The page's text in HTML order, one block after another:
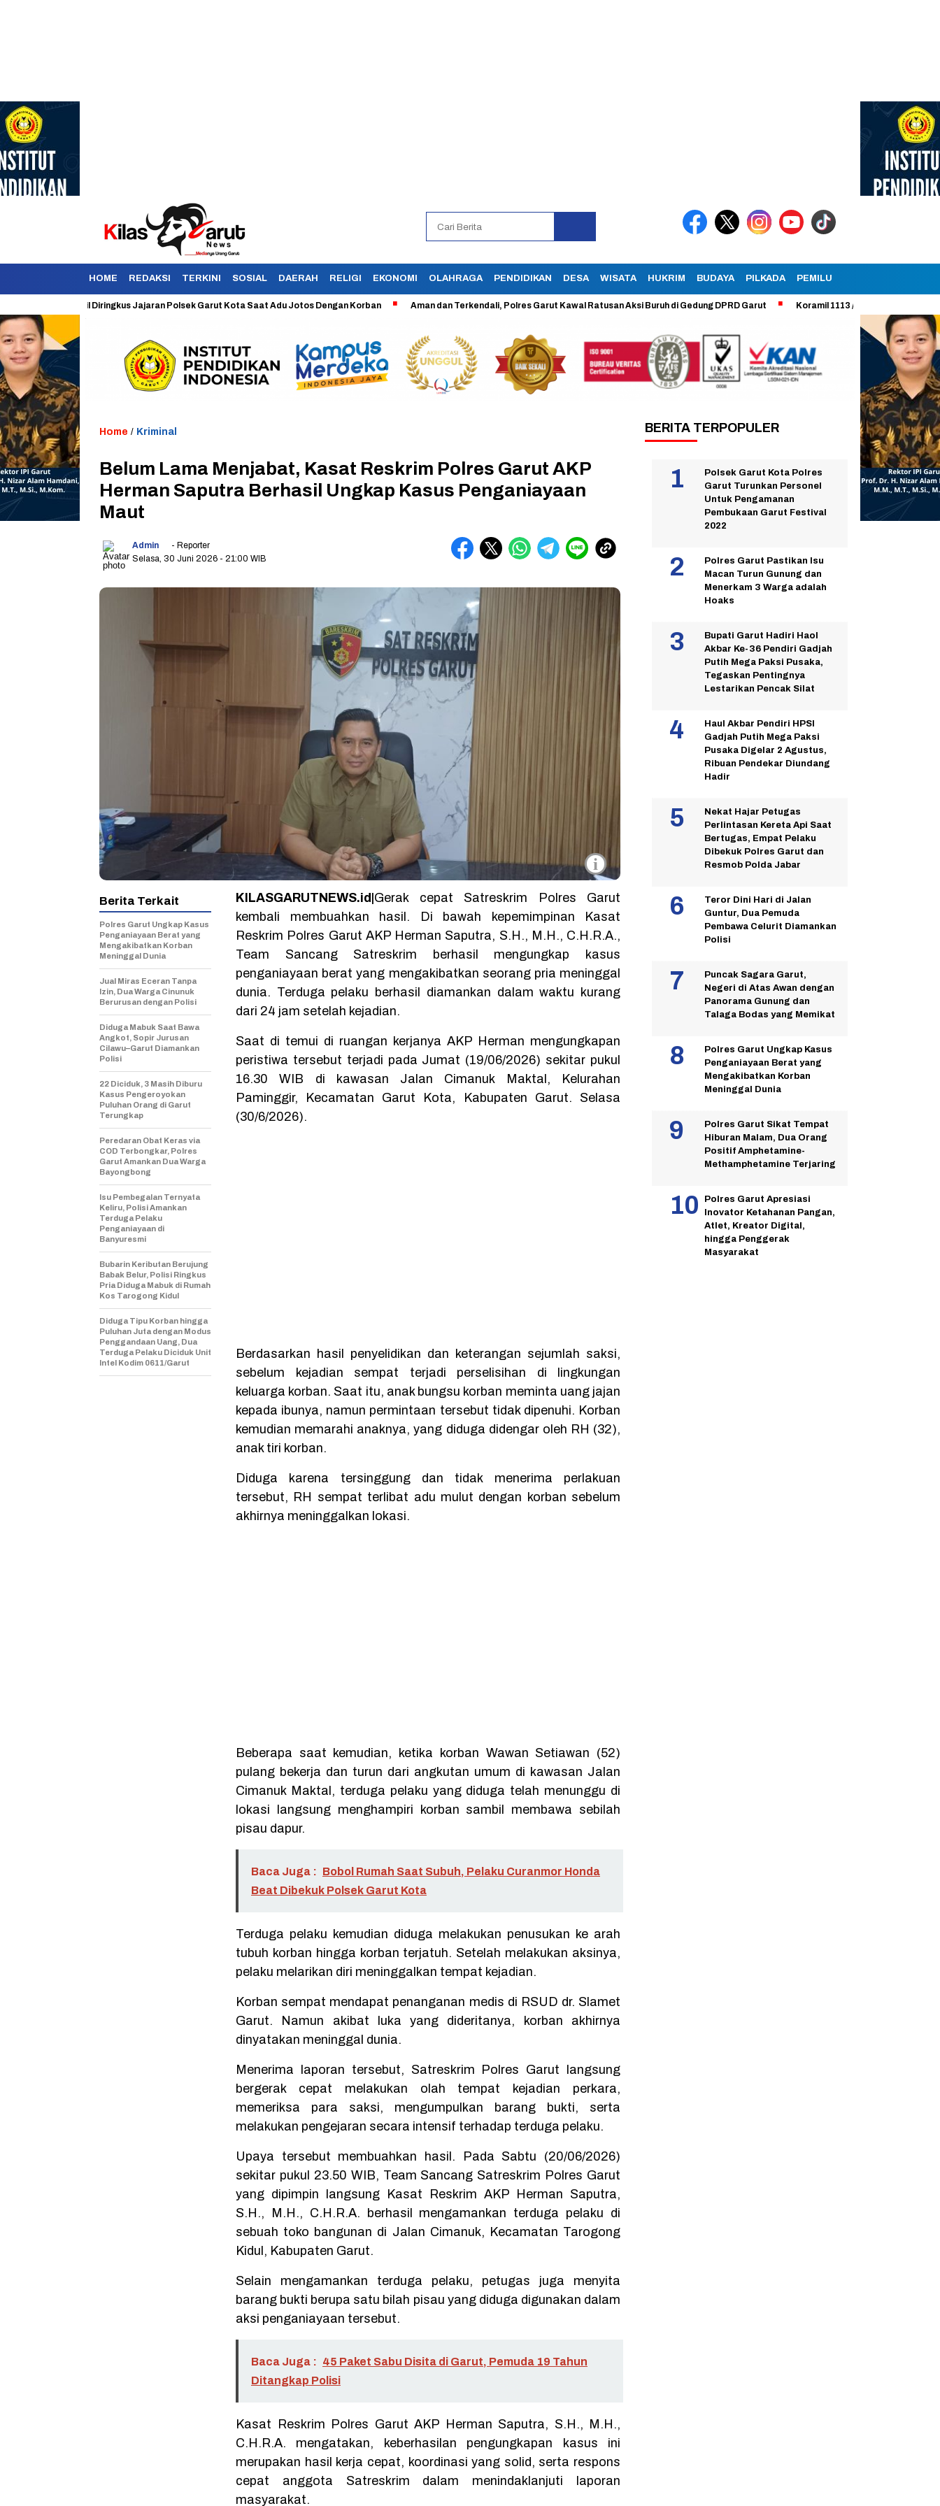
HOME REDAKSI TERKINI SOSIAL DAERAH RELIGI EKONOMI OLAHRAGA PENDIDIKAN DESA WISATA HUKRIM BUDAYA PILKADA PEMILU
Berhasil Diringkus Jajaran Polsek Garut Kota Saat Adu Jotos Dengan Korban Aman dan Terkendali, Polres Garut Kawal Ratusan Aksi Buruh di Gedung DPRD Garut Koramil 1113 /Bayongbong Uji Coba
Home / Kriminal
Belum Lama Menjabat, Kasat Reskrim Polres Garut AKP
Herman Saputra Berhasil Ungkap Kasus Penganiayaan
Maut
Admin
- Reporter
Selasa, 30 Juni 2026 - 21:00 WIB
i
KILASGARUTNEWS.id|Gerak cepat Satreskrim Polres Garut
kembali membuahkan hasil. Di bawah kepemimpinan Kasat
Reskrim Polres Garut AKP Herman Saputra, S.H., M.H., C.H.R.A.,
Team Sancang Satreskrim berhasil mengungkap kasus
penganiayaan berat yang mengakibatkan seorang pria meninggal
dunia. Terduga pelaku berhasil diamankan dalam waktu kurang
dari 24 jam setelah kejadian.
Saat di temui di ruangan kerjanya AKP Herman mengungkapan
peristiwa tersebut terjadi pada Jumat (19/06/2026) sekitar pukul
16.30 WIB di kawasan Jalan Cimanuk Maktal, Kelurahan
Paminggir, Kecamatan Garut Kota, Kabupaten Garut. Selasa
(30/6/2026).
Berdasarkan hasil penyelidikan dan keterangan sejumlah saksi,
sebelum kejadian sempat terjadi perselisihan di lingkungan
keluarga korban. Saat itu, anak bungsu korban meminta uang jajan
kepada ibunya, namun permintaan tersebut tidak dipenuhi. Korban
kemudian memarahi anaknya, yang diduga didengar oleh RH (32),
anak tiri korban.
Diduga karena tersinggung dan tidak menerima perlakuan
tersebut, RH sempat terlibat adu mulut dengan korban sebelum
akhirnya meninggalkan lokasi.
Beberapa saat kemudian, ketika korban Wawan Setiawan (52)
pulang bekerja dan turun dari angkutan umum di kawasan Jalan
Cimanuk Maktal, terduga pelaku yang diduga telah menunggu di
lokasi langsung menghampiri korban sambil membawa sebilah
pisau dapur.
Baca Juga : Bobol Rumah Saat Subuh, Pelaku Curanmor Honda
Beat Dibekuk Polsek Garut Kota
Terduga pelaku kemudian diduga melakukan penusukan ke arah
tubuh korban hingga korban terjatuh. Setelah melakukan aksinya,
pelaku melarikan diri meninggalkan tempat kejadian.
Korban sempat mendapat penanganan medis di RSUD dr. Slamet
Garut. Namun akibat luka yang dideritanya, korban akhirnya
dinyatakan meninggal dunia.
Menerima laporan tersebut, Satreskrim Polres Garut langsung
bergerak cepat melakukan olah tempat kejadian perkara,
memeriksa para saksi, mengumpulkan barang bukti, serta
melakukan pengejaran secara intensif terhadap terduga pelaku.
Upaya tersebut membuahkan hasil. Pada Sabtu (20/06/2026)
sekitar pukul 23.50 WIB, Team Sancang Satreskrim Polres Garut
yang dipimpin langsung Kasat Reskrim AKP Herman Saputra,
S.H., M.H., C.H.R.A. berhasil mengamankan terduga pelaku di
sebuah toko bangunan di Jalan Cimanuk, Kecamatan Tarogong
Kidul, Kabupaten Garut.
Selain mengamankan terduga pelaku, petugas juga menyita
barang bukti berupa satu bilah pisau yang diduga digunakan dalam
aksi penganiayaan tersebut.
Baca Juga : 45 Paket Sabu Disita di Garut, Pemuda 19 Tahun
Ditangkap Polisi
Kasat Reskrim Polres Garut AKP Herman Saputra, S.H., M.H.,
C.H.R.A. mengatakan, keberhasilan pengungkapan kasus ini
merupakan hasil kerja cepat, koordinasi yang solid, serta respons
cepat anggota Satreskrim dalam menindaklanjuti laporan
masyarakat.
Berita Terkait
Polres Garut Ungkap Kasus
Penganiayaan Berat yang
Mengakibatkan Korban
Meninggal Dunia
Jual Miras Eceran Tanpa
Izin, Dua Warga Cinunuk
Berurusan dengan Polisi
Diduga Mabuk Saat Bawa
Angkot, Sopir Jurusan
Cilawu–Garut Diamankan
Polisi
22 Diciduk, 3 Masih Diburu
Kasus Pengeroyokan
Puluhan Orang di Garut
Terungkap
Peredaran Obat Keras via
COD Terbongkar, Polres
Garut Amankan Dua Warga
Bayongbong
Isu Pembegalan Ternyata
Keliru, Polisi Amankan
Terduga Pelaku
Penganiayaan di
Banyuresmi
Bubarin Keributan Berujung
Babak Belur, Polisi Ringkus
Pria Diduga Mabuk di Rumah
Kos Tarogong Kidul
Diduga Tipu Korban hingga
Puluhan Juta dengan Modus
Penggandaan Uang, Dua
Terduga Pelaku Diciduk Unit
Intel Kodim 0611/Garut
BERITA TERPOPULER
Polsek Garut Kota Polres
Garut Turunkan Personel
Untuk Pengamanan
Pembukaan Garut Festival
2022
Polres Garut Pastikan Isu
Macan Turun Gunung dan
Menerkam 3 Warga adalah
Hoaks
Bupati Garut Hadiri Haol
Akbar Ke-36 Pendiri Gadjah
Putih Mega Paksi Pusaka,
Tegaskan Pentingnya
Lestarikan Pencak Silat
Haul Akbar Pendiri HPSI
Gadjah Putih Mega Paksi
Pusaka Digelar 2 Agustus,
Ribuan Pendekar Diundang
Hadir
Nekat Hajar Petugas
Perlintasan Kereta Api Saat
Bertugas, Empat Pelaku
Dibekuk Polres Garut dan
Resmob Polda Jabar
Teror Dini Hari di Jalan
Guntur, Dua Pemuda
Pembawa Celurit Diamankan
Polisi
Puncak Sagara Garut,
Negeri di Atas Awan dengan
Panorama Gunung dan
Talaga Bodas yang Memikat
Polres Garut Ungkap Kasus
Penganiayaan Berat yang
Mengakibatkan Korban
Meninggal Dunia
Polres Garut Sikat Tempat
Hiburan Malam, Dua Orang
Positif Amphetamine-
Methamphetamine Terjaring
Polres Garut Apresiasi
Inovator Ketahanan Pangan,
Atlet, Kreator Digital,
hingga Penggerak
Masyarakat